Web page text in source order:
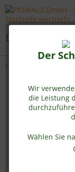
Der
Wir
die Leistung
Wählen Sie
Sango Vital® -